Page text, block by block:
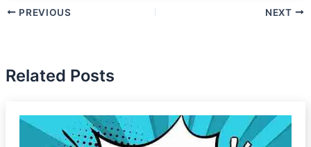
PREVIOUS NEXT
Related Posts